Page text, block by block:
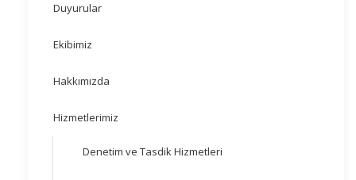
Duyurular
Ekibimiz
Hakkımızda
Hizmetlerimiz
Denetim ve Tasdik Hizmetleri